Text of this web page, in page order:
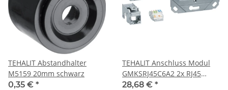
TEHALIT Abstandhalter
M5159 20mm schwarz
0,35 € *
TEHALIT Anschluss Modul
GMKSRJ45C6A2 2x RJ45
Cat.6a
28,68 € *